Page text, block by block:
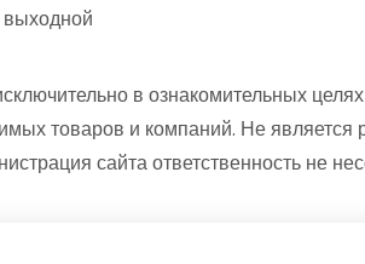
выходной
в ознакомительных
товаров и компаний. Не
сайта ответственность не